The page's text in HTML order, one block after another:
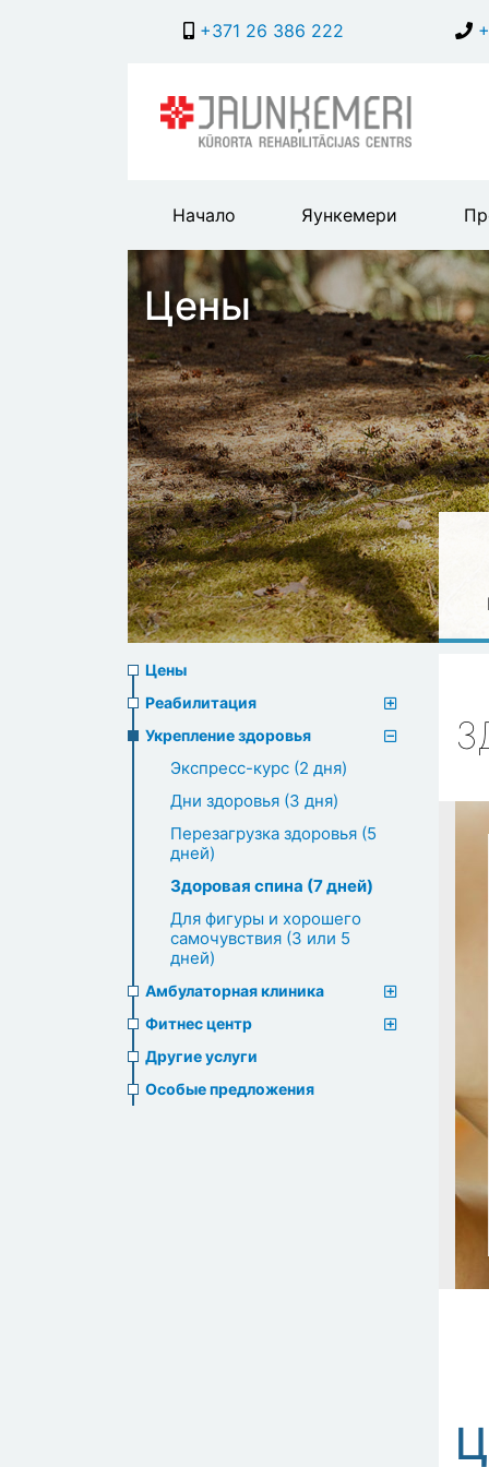
+371 26 386 222
Main
header
menu
Начало Яункемери
Цены
Prices
menu
Цены
Реабилитация
Укрепление здоровья
Экспресс-курс (2 дня)
Дни здоровья (3 дня)
Перезагрузка здоровья (5
дней)
Здоровая спина (7 дней)
Для фигуры и хорошего
самочувствия (3 или 5
дней)
Амбулаторная клиника
Фитнес центр
Другие услуги
Особые предложения